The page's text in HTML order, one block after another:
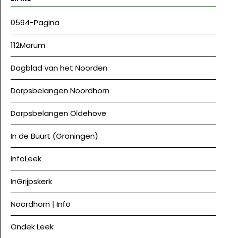
0594-Pagina
112Marum
Dagblad van het Noorden
Dorpsbelangen Noordhorn
Dorpsbelangen Oldehove
In de Buurt (Groningen)
InfoLeek
InGrijpskerk
Noordhorn | Info
Ondek Leek